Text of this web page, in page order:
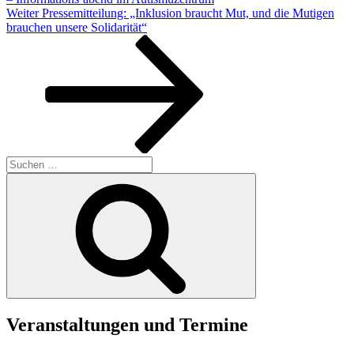
Nächster
Beitrag
Weiter Pressemitteilung: „Inklusion braucht Mut, und die Mutigen
brauchen unsere Solidarität“
Suche
nach:
Veranstaltungen und Termine